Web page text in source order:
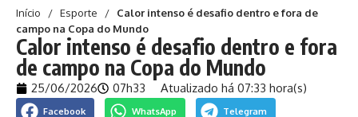
Início / Esporte /
Calor intenso é desafio dentro e fora de
campo na Copa do Mundo
Calor intenso é desafio dentro e fora
de campo na Copa do Mundo
25/06/2026 07h33 Atualizado há 07:33 hora(s)
Facebook WhatsApp Telegram